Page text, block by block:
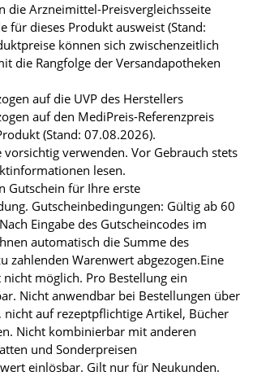
die Arzneimittel-Preisvergleichsseite
für dieses Produkt ausweist (Stand:
können sich zwischenzeitlich
die Rangfolge der Versandapotheken
auf die UVP des Herstellers
auf den MediPreis-Referenzpreis
(Stand: 07.08.2026).
verwenden. Vor Gebrauch stets
lesen.
Gutschein für Ihre erste
Gutscheinbedingungen: Gültig ab 60
Eingabe des Gutscheincodes im
automatisch die Summe des
zahlenden Warenwert abgezogen.Eine
nicht möglich. Pro Bestellung ein
Nicht anwendbar bei Bestellungen über
nicht auf rezeptpflichtige Artikel, Bücher
Nicht kombinierbar mit anderen
und Sonderpreisen
einlösbar. Gilt nur für Neukunden.